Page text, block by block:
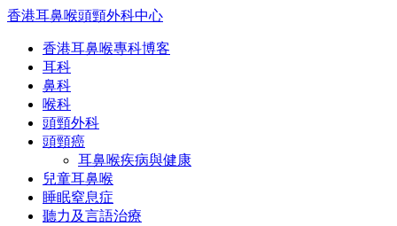
香港耳鼻喉頭頸外科中心
香港耳鼻喉專科博客
耳科
鼻科
喉科
頭頸外科
頭頸癌
耳鼻喉疾病與健康
兒童耳鼻喉
睡眠窒息症
聽力及言語治療